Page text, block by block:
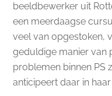
beeldbewerker uit
een meerdaagse
veel van opgestoken,
geduldige manier van
problemen binnen PS
anticipeert daar in